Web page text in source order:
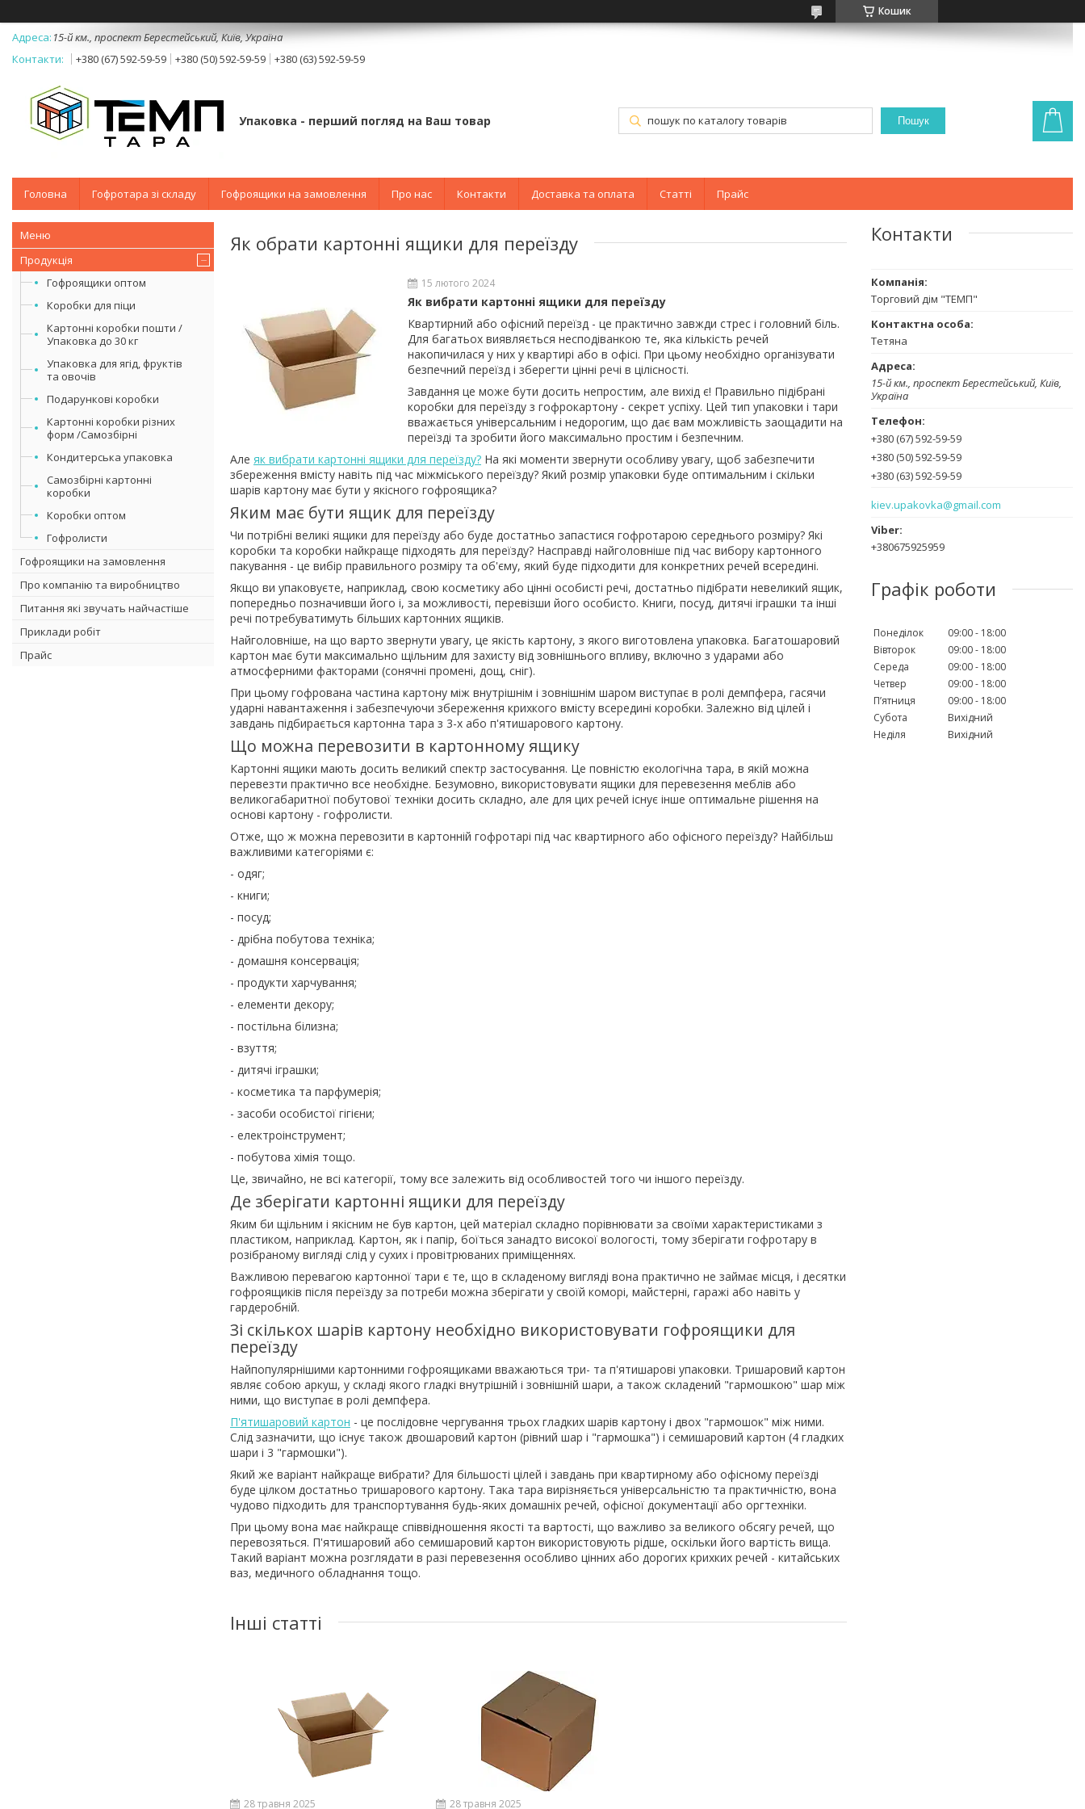
Кошик
15-й км., проспект Берестейський, Київ, Україна
+380 (67) 592-59-59
+380 (50) 592-59-59 +380 (63) 592-59-59
Упаковка - перший погляд на Ваш товар Пошук
Головна Гофротара зі складу Гофроящики на замовлення Про нас Контакти Доставка та оплата Статті Прайс
Продукція
Гофроящики оптом
Коробки для піци
Картонні коробки пошти /
Упаковка до 30 кг
Упаковка для ягід, фруктів
та овочів
Подарункові коробки
Картонні коробки різних
форм /Самозбірні
Кондитерська упаковка
Самозбірні картонні
коробки
Коробки оптом
Гофролисти
Гофроящики на замовлення
Про компанію та виробництво
Питання які звучать найчастіше
Приклади робіт
Прайс
Як обрати картонні ящики для переїзду
15 лютого 2024
Як вибрати картонні ящики для переїзду
Квартирний або офісний переїзд - це практично завжди стрес і головний біль.
Для багатьох виявляється несподіванкою те, яка кількість речей
накопичилася у них у квартирі або в офісі. При цьому необхідно організувати
безпечний переїзд і зберегти цінні речі в цілісності.
Завдання це може бути досить непростим, але вихід є! Правильно підібрані
коробки для переїзду з гофрокартону - секрет успіху. Цей тип упаковки і тари
вважається універсальним і недорогим, що дає вам можливість заощадити на
переїзді та зробити його максимально простим і безпечним.
Але як вибрати картонні ящики для переїзду? На які моменти звернути особливу увагу, щоб забезпечити
збереження вмісту навіть під час міжміського переїзду? Який розмір упаковки буде оптимальним і скільки
шарів картону має бути у якісного гофроящика?
Яким має бути ящик для переїзду
Чи потрібні великі ящики для переїзду або буде достатньо запастися гофротарою середнього розміру? Які
коробки та коробки найкраще підходять для переїзду? Насправді найголовніше під час вибору картонного
пакування - це вибір правильного розміру та об'єму, який буде підходити для конкретних речей всередині.
Якщо ви упаковуєте, наприклад, свою косметику або цінні особисті речі, достатньо підібрати невеликий ящик,
попередньо позначивши його і, за можливості, перевізши його особисто. Книги, посуд, дитячі іграшки та інші
речі потребуватимуть більших картонних ящиків.
Найголовніше, на що варто звернути увагу, це якість картону, з якого виготовлена упаковка. Багатошаровий
картон має бути максимально щільним для захисту від зовнішнього впливу, включно з ударами або
атмосферними факторами (сонячні промені, дощ, сніг).
При цьому гофрована частина картону між внутрішнім і зовнішнім шаром виступає в ролі демпфера, гасячи
ударні навантаження і забезпечуючи збереження крихкого вмісту всередині коробки. Залежно від цілей і
завдань підбирається картонна тара з 3-х або п'ятишарового картону.
Що можна перевозити в картонному ящику
Картонні ящики мають досить великий спектр застосування. Це повністю екологічна тара, в якій можна
перевезти практично все необхідне. Безумовно, використовувати ящики для перевезення меблів або
великогабаритної побутової техніки досить складно, але для цих речей існує інше оптимальне рішення на
основі картону - гофролисти.
Отже, що ж можна перевозити в картонній гофротарі під час квартирного або офісного переїзду? Найбільш
важливими категоріями є:
- одяг;
- книги;
- посуд;
- дрібна побутова техніка;
- домашня консервація;
- продукти харчування;
- елементи декору;
- постільна білизна;
- взуття;
- дитячі іграшки;
- косметика та парфумерія;
- засоби особистої гігієни;
- електроінструмент;
- побутова хімія тощо.
Це, звичайно, не всі категорії, тому все залежить від особливостей того чи іншого переїзду.
Де зберігати картонні ящики для переїзду
Яким би щільним і якісним не був картон, цей матеріал складно порівнювати за своїми характеристиками з
пластиком, наприклад. Картон, як і папір, боїться занадто високої вологості, тому зберігати гофротару в
розібраному вигляді слід у сухих і провітрюваних приміщеннях.
Важливою перевагою картонної тари є те, що в складеному вигляді вона практично не займає місця, і десятки
гофроящиків після переїзду за потреби можна зберігати у своїй коморі, майстерні, гаражі або навіть у
гардеробній.
Зі скількох шарів картону необхідно використовувати гофроящики для
переїзду
Найпопулярнішими картонними гофроящиками вважаються три- та п'ятишарові упаковки. Тришаровий картон
являє собою аркуш, у складі якого гладкі внутрішній і зовнішній шари, а також складений "гармошкою" шар між
ними, що виступає в ролі демпфера.
П'ятишаровий картон - це послідовне чергування трьох гладких шарів картону і двох "гармошок" між ними.
Слід зазначити, що існує також двошаровий картон (рівний шар і "гармошка") і семишаровий картон (4 гладких
шари і 3 "гармошки").
Який же варіант найкраще вибрати? Для більшості цілей і завдань при квартирному або офісному переїзді
буде цілком достатньо тришарового картону. Така тара вирізняється універсальністю та практичністю, вона
чудово підходить для транспортування будь-яких домашніх речей, офісної документації або оргтехніки.
При цьому вона має найкраще співвідношення якості та вартості, що важливо за великого обсягу речей, що
перевозяться. П'ятишаровий або семишаровий картон використовують рідше, оскільки його вартість вища.
Такий варіант можна розглядати в разі перевезення особливо цінних або дорогих крихких речей - китайських
ваз, медичного обладнання тощо.
Інші статті
28 травня 2025 28 травня 2025
Контакти
Торговий дім "ТЕМП"
Тетяна
15-й км., проспект Берестейський, Київ,
Україна
+380 (67) 592-59-59
+380 (50) 592-59-59
+380 (63) 592-59-59
kiev.upakovka@gmail.com
+380675925959
Графік роботи
Понеділок 09:00
18:00
Вівторок
09:00
18:00
Середа
09:00
18:00
Четвер
09:00
18:00
Пʼятниця
09:00
18:00
Субота
Вихідний
Неділя
Вихідний